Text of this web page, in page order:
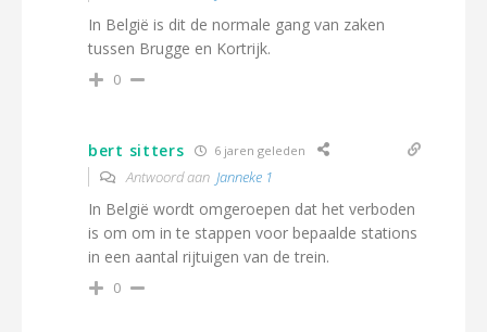
In België is dit de normale gang van zaken
tussen Brugge en Kortrijk.
0
bert sitters 6 jaren geleden
Antwoord aan Janneke 1
In België wordt omgeroepen dat het verboden
is om om in te stappen voor bepaalde stations
in een aantal rijtuigen van de trein.
0